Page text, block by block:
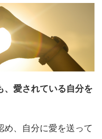
、愛されている自分を
め、自分に愛を送って